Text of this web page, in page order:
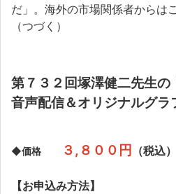
だ」。海外の市場関係者からは
（つづく）
第７３２回塚澤健二先生の
音声配信＆オリジナルグラ
◆価格 ３,８００円 （税込）
【お申込み方法】